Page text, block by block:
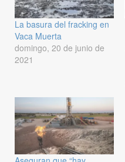
La basura del fracking en
Vaca Muerta
domingo, 20 de junio de
2021